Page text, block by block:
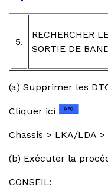
5.
RECHERCHER
SORTIE DE
(a) Supprimer les
Cliquer ici
Chassis > LKA/LDA >
(b) Exécuter la
CONSEIL: